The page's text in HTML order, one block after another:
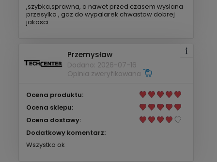
,szybka,sprawna, a nawet przed czasem wyslana
przesylka , gaz do wypalarek chwastow dobrej
jakosci
Przemysław
Dodano: 2026-07-16
Opinia zweryfikowana
Ocena produktu:
Ocena sklepu:
Ocena dostawy:
Dodatkowy komentarz:
Wszystko ok